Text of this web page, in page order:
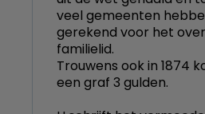
veel gemeenten
gerekend voor het
familielid.
Trouwens ook in 1874
een graf 3 gulden.